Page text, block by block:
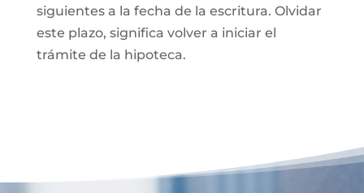
siguientes a la fecha de la escritura. Olvidar
este plazo, significa volver a iniciar el
trámite de la hipoteca.